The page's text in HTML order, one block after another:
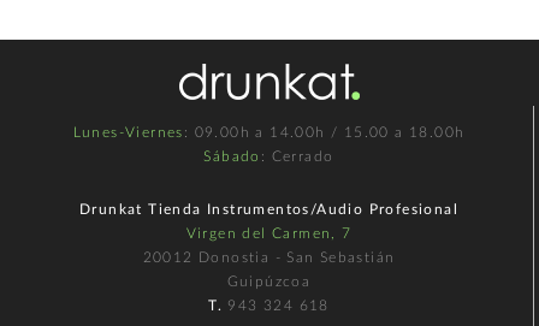
Lunes-Viernes : 09.00h a 14.00h / 15.00 a 18.00h
Sábado : Cerrado
Drunkat Tienda Instrumentos/Audio Profesional
Virgen del Carmen, 7
20012 Donostia - San Sebastián
Guipúzcoa
T. 943 324 618